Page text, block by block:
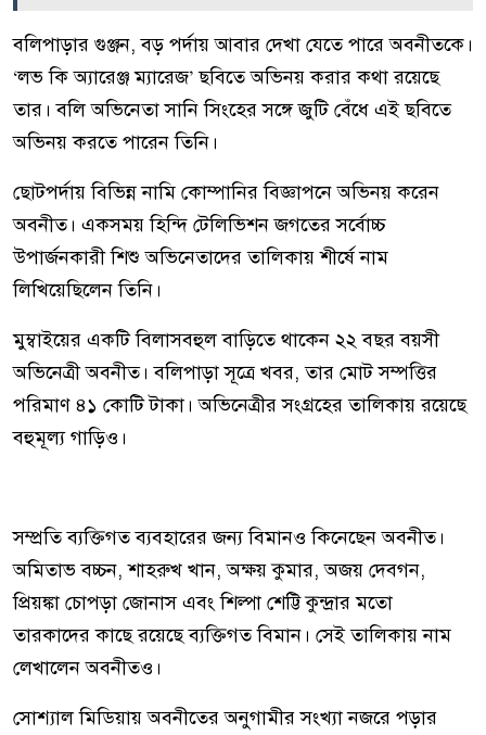
বলিপাড়ার গুঞ্জন, বড় পর্দায় আবার দেখা যেতে পারে অবনীতকে।
‘লভ কি অ্যারেঞ্জ ম্যারেজ’ ছবিতে অভিনয় করার কথা রয়েছে
তার। বলি অভিনেতা সানি সিংহের সঙ্গে জুটি বেঁধে এই ছবিতে
অভিনয় করতে পারেন তিনি।
ছোটপর্দায় বিভিন্ন নামি কোম্পানির বিজ্ঞাপনে অভিনয় করেন
অবনীত। একসময় হিন্দি টেলিভিশন জগতের সর্বোচ্চ
উপার্জনকারী শিশু অভিনেতাদের তালিকায় শীর্ষে নাম
লিখিয়েছিলেন তিনি।
মুম্বাইয়ের একটি বিলাসবহুল বাড়িতে থাকেন ২২ বছর বয়সী
অভিনেত্রী অবনীত। বলিপাড়া সূত্রে খবর, তার মোট সম্পত্তির
পরিমাণ ৪১ কোটি টাকা। অভিনেত্রীর সংগ্রহের তালিকায় রয়েছে
বহুমূল্য গাড়িও।
সম্প্রতি ব্যক্তিগত ব্যবহারের জন্য বিমানও কিনেছেন অবনীত।
অমিতাভ বচ্চন, শাহরুখ খান, অক্ষয় কুমার, অজয় দেবগন,
প্রিয়ঙ্কা চোপড়া জোনাস এবং শিল্পা শেট্টি কুন্দ্রার মতো
তারকাদের কাছে রয়েছে ব্যক্তিগত বিমান। সেই তালিকায় নাম
লেখালেন অবনীতও।
সোশ্যাল মিডিয়ায় অবনীতের অনুগামীর সংখ্যা নজরে পড়ার